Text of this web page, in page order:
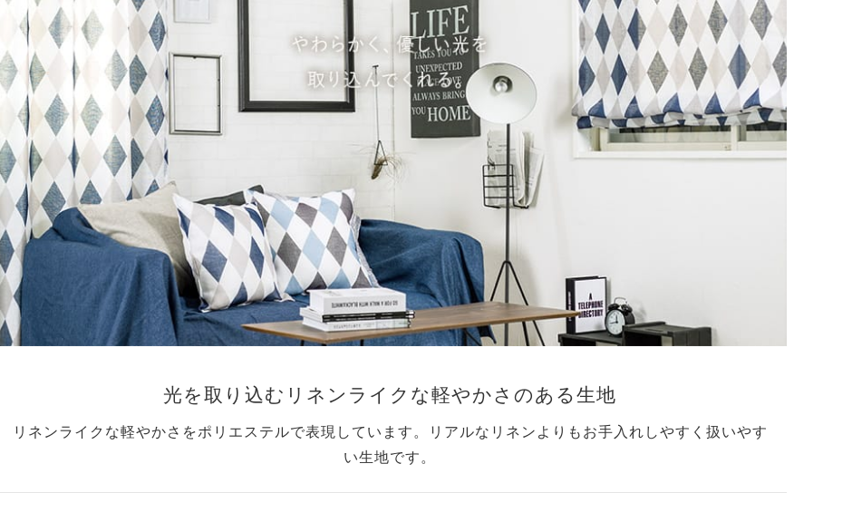
光を取り込むリネンライクな軽やかさのある生地
リネンライクな軽やかさをポリエステルで表現しています。リアルなリネンよりもお手入れしやすく扱いやす
い生地です。